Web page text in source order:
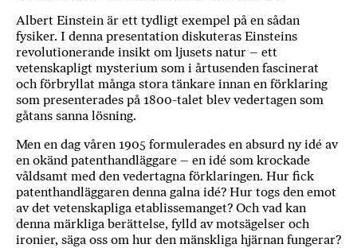
e
Albert Einstein är ett tydligt exempel på en sådan
fysiker. I denna presentation diskuteras Einsteins
revolutionerande insikt om ljusets natur – ett
vetenskapligt mysterium som i årtusenden fascinerat
och förbryllat många stora tänkare innan en förklaring
som presenterades på 1800-talet blev vedertagen som
gåtans sanna lösning.
Men en dag våren 1905 formulerades en absurd ny idé av
en okänd patenthandläggare – en idé som krockade
våldsamt med den vedertagna förklaringen. Hur fick
patenthandläggaren denna galna idé? Hur togs den emot
av det vetenskapliga etablissemanget? Och vad kan
denna märkliga berättelse, fylld av motsägelser och
ironier, säga oss om hur den mänskliga hjärnan fungerar?